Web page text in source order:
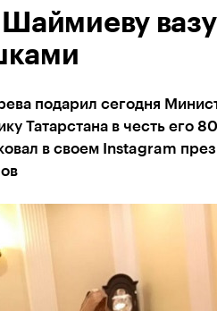
подарил сегодня
Татарстана в честь его
в своем Instagram